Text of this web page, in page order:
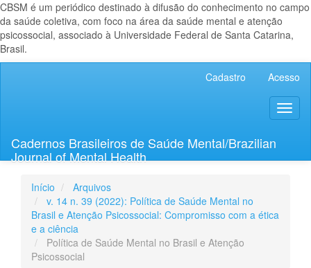
CBSM é um periódico destinado à difusão do conhecimento no campo
da saúde coletiva, com foco na área da saúde mental e atenção
psicossocial, associado à Universidade Federal de Santa Catarina,
Brasil.
Lateral
Cadastro Acesso
Cadernos Brasileiros de Saúde Mental/Brazilian
Journal of Mental Health
Início
Arquivos
v. 14 n. 39 (2022): Política de Saúde Mental no
Brasil e Atenção Psicossocial: Compromisso com a ética
e a ciência
Política de Saúde Mental no Brasil e Atenção
Psicossocial